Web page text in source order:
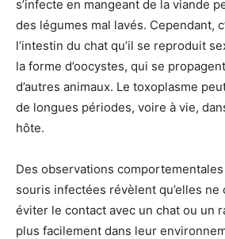
s’infecte en mangeant de la viande
des légumes mal lavés. Cependant,
l’intestin du chat qu’il se reproduit
la forme d’oocystes, qui se
d’autres animaux. Le toxoplasme
de longues périodes, voire à vie,
hôte.
Des observations
souris infectées révèlent qu’elles ne
éviter le contact avec un chat ou un
plus facilement dans leur